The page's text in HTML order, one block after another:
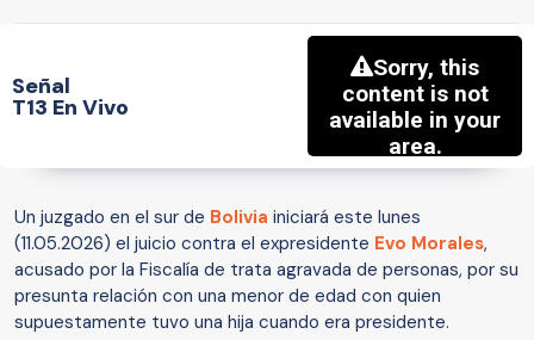
Señal
T13 En Vivo
Un juzgado en el sur de Bolivia iniciará este lunes
(11.05.2026) el juicio contra el expresidente Evo Morales,
acusado por la Fiscalía de trata agravada de personas, por su
presunta relación con una menor de edad con quien
supuestamente tuvo una hija cuando era presidente.